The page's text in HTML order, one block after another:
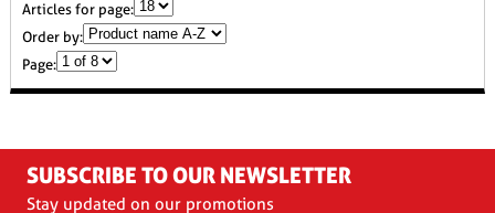
Articles for page:
Order by:
Page:
SUBSCRIBE TO OUR NEWSLETTER
Stay updated on our promotions